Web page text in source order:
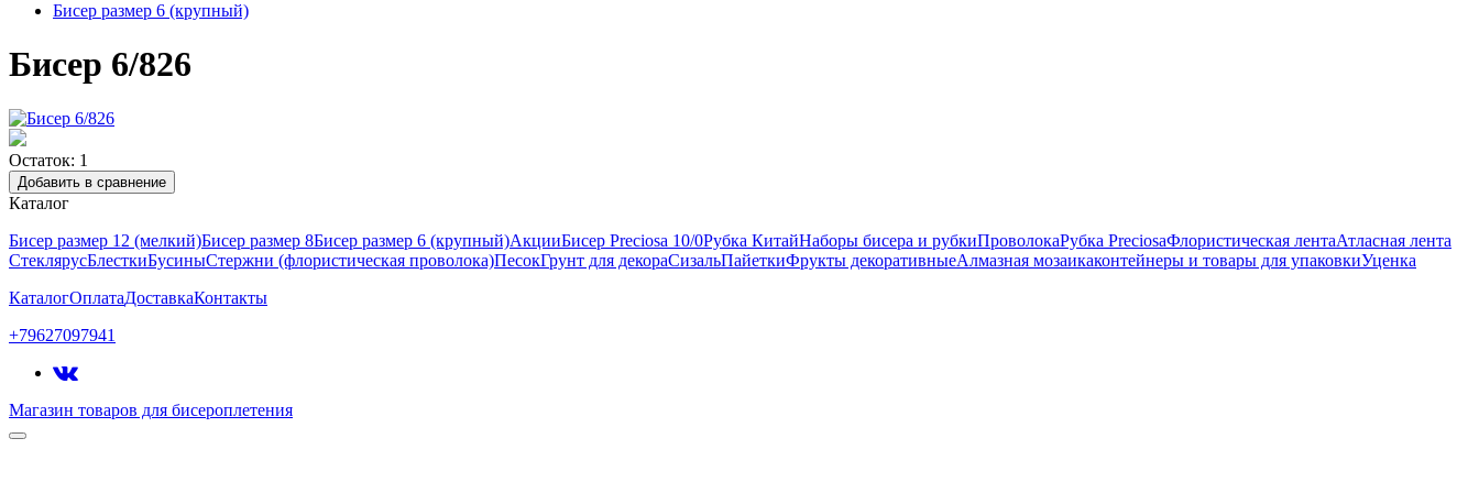
Бисер размер 6 (крупный)
Бисер 6/826
Остаток: 1
Добавить в сравнение
Каталог
Бисер размер 12 (мелкий)Бисер размер 8Бисер размер 6 (крупный)АкцииБисер Preciosa 10/0Рубка КитайНаборы бисера и рубкиПроволокаРубка PreciosaФлористическая лентаАтласная лента
СтеклярусБлесткиБусиныСтержни (флористическая проволока)ПесокГрунт для декораСизальПайеткиФрукты декоративныеАлмазная мозаикаконтейнеры и товары для упаковкиУценка
КаталогОплатаДоставкаКонтакты
+79627097941
Магазин товаров для бисероплетения